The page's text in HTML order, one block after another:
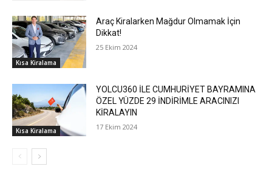
Kısa Kiralama
Araç Kiralarken Mağdur Olmamak İçin
Dikkat!
25 Ekim 2024
Kısa Kiralama
YOLCU360 İLE CUMHURİYET BAYRAMINA
ÖZEL YÜZDE 29 İNDİRİMLE ARACINIZI
KİRALAYIN
17 Ekim 2024